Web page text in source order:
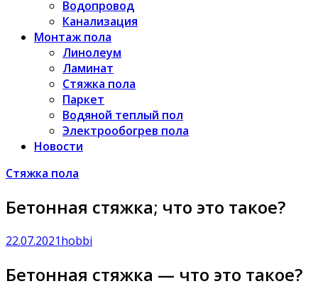
Водопровод
Канализация
Монтаж пола
Линолеум
Ламинат
Стяжка пола
Паркет
Водяной теплый пол
Электрообогрев пола
Новости
Стяжка пола
Бетонная стяжка; что это такое?
22.07.2021hobbi
Бетонная стяжка — что это такое?